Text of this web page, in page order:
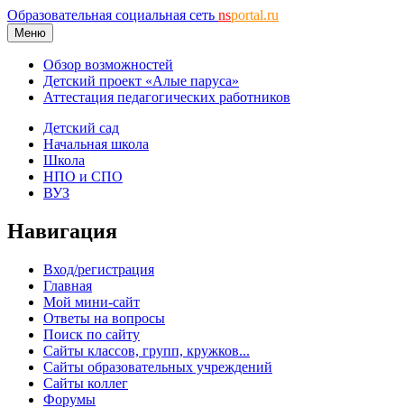
Образовательная социальная сеть nsportal.ru
Меню
Обзор возможностей
Детский проект «Алые паруса»
Аттестация педагогических работников
Детский сад
Начальная школа
Школа
НПО и СПО
ВУЗ
Навигация
Вход/регистрация
Главная
Мой мини-сайт
Ответы на вопросы
Поиск по сайту
Сайты классов, групп, кружков...
Сайты образовательных учреждений
Сайты коллег
Форумы